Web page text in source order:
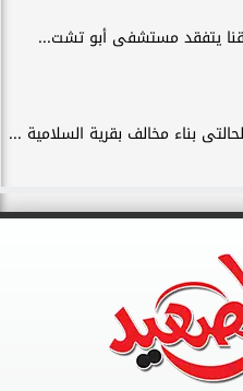
يتفقد مستشفى أبو تشت...
بناء مخالف بقرية السلامية ...